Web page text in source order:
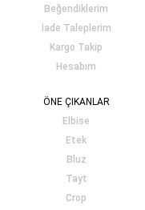
Beğendiklerim
İade Taleplerim
Kargo Takip
Hesabım
ÖNE ÇIKANLAR
Elbise
Etek
Bluz
Tayt
Crop